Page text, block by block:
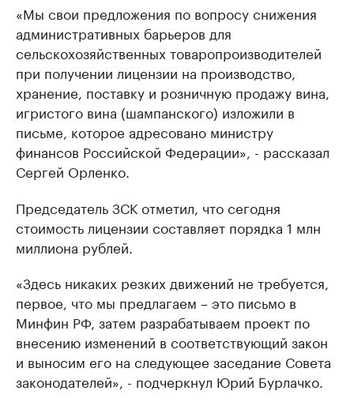
«Мы свои предложения по вопросу снижения
административных барьеров для
сельскохозяйственных товаропроизводителей
при получении лицензии на производство,
хранение, поставку и розничную продажу вина,
игристого вина (шампанского) изложили в
письме, которое адресовано министру
финансов Российской Федерации», - рассказал
Сергей Орленко.
Председатель ЗСК отметил, что сегодня
стоимость лицензии составляет порядка 1 млн
миллиона рублей.
«Здесь никаких резких движений не требуется,
первое, что мы предлагаем – это письмо в
Минфин РФ, затем разрабатываем проект по
внесению изменений в соответствующий закон
и выносим его на следующее заседание Совета
законодателей», - подчеркнул Юрий Бурлачко.